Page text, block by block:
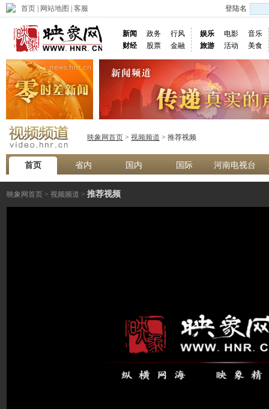
首页 网站地图 客服 登陆名
新闻 政务
行风
财经
股票 金融
娱乐 电影
音乐
旅游
活动 美食
映象网首页 > 视频频道 > 推荐视频
首页 省内 国内 国际 河南电视台
映象网首页 > 视频频道 > 推荐视频